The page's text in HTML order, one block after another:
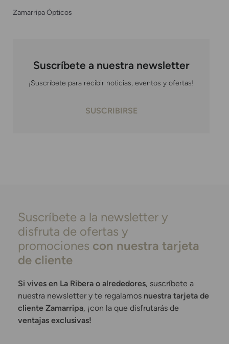
Zamarripa Ópticos
Suscríbete a nuestra newsletter
¡Suscríbete para recibir noticias, eventos y ofertas!
SUSCRIBIRSE
Suscríbete a la newsletter y
disfruta de ofertas y
promociones con nuestra tarjeta
de cliente
Si vives en La Ribera o alrededores, suscríbete a
nuestra newsletter y te regalamos nuestra tarjeta de
cliente Zamarripa, ¡con la que disfrutarás de
ventajas exclusivas!